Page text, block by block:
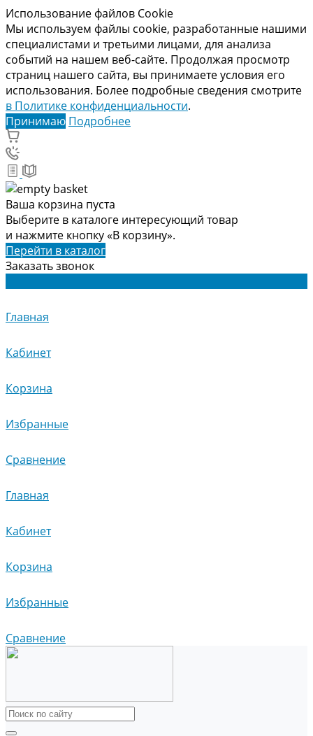
Использование файлов Cookie
Мы используем файлы cookie, разработанные нашими
специалистами и третьими лицами, для анализа
событий на нашем веб-сайте. Продолжая просмотр
страниц нашего сайта, вы принимаете условия его
использования. Более подробные сведения смотрите
в Политике конфиденциальности.
Принимаю Подробнее
Ваша корзина пуста
Выберите в каталоге интересующий товар
и нажмите кнопку «В корзину».
Перейти в каталог
Заказать звонок
Главная
Кабинет
Корзина
Избранные
Сравнение
Главная
Кабинет
Корзина
Избранные
Сравнение